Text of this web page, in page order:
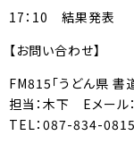
17：10 結果発表
【お問い合わせ】
FM815「うどん県 書
担当：木下 Eメー
TEL：087-834-0815